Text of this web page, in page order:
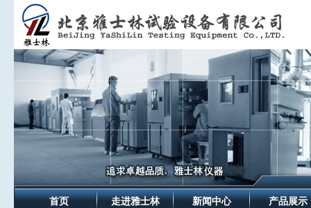
首页 走进雅士林 新闻中心 产品展示